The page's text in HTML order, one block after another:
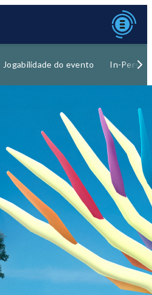
Jogabilidade do evento In-Person